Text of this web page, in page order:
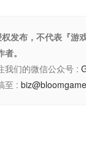
发布，不代表『游
。
我们的微信公众号 :
至 :